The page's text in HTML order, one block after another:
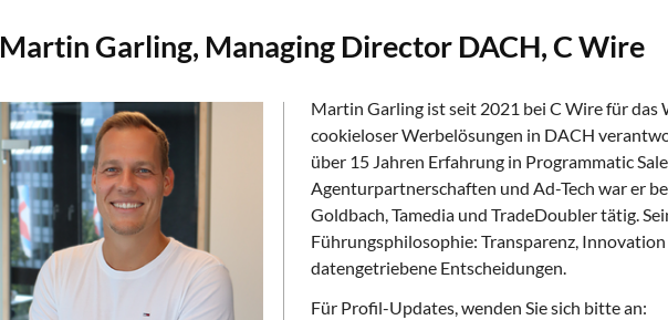
Martin Garling, Managing Director DACH, C Wire
Martin Garling ist seit 2021 bei C Wire für das
cookieloser Werbelösungen in DACH
über 15 Jahren Erfahrung in Programmatic
Agenturpartnerschaften und Ad-Tech war er
Goldbach, Tamedia und TradeDoubler tätig.
Führungsphilosophie: Transparenz,
datengetriebene Entscheidungen.
Für Profil-Updates, wenden Sie sich bitte an: